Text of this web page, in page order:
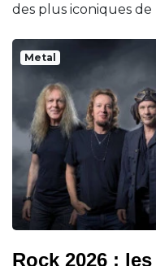
des plus iconiques
Metal
Rock 2026 :